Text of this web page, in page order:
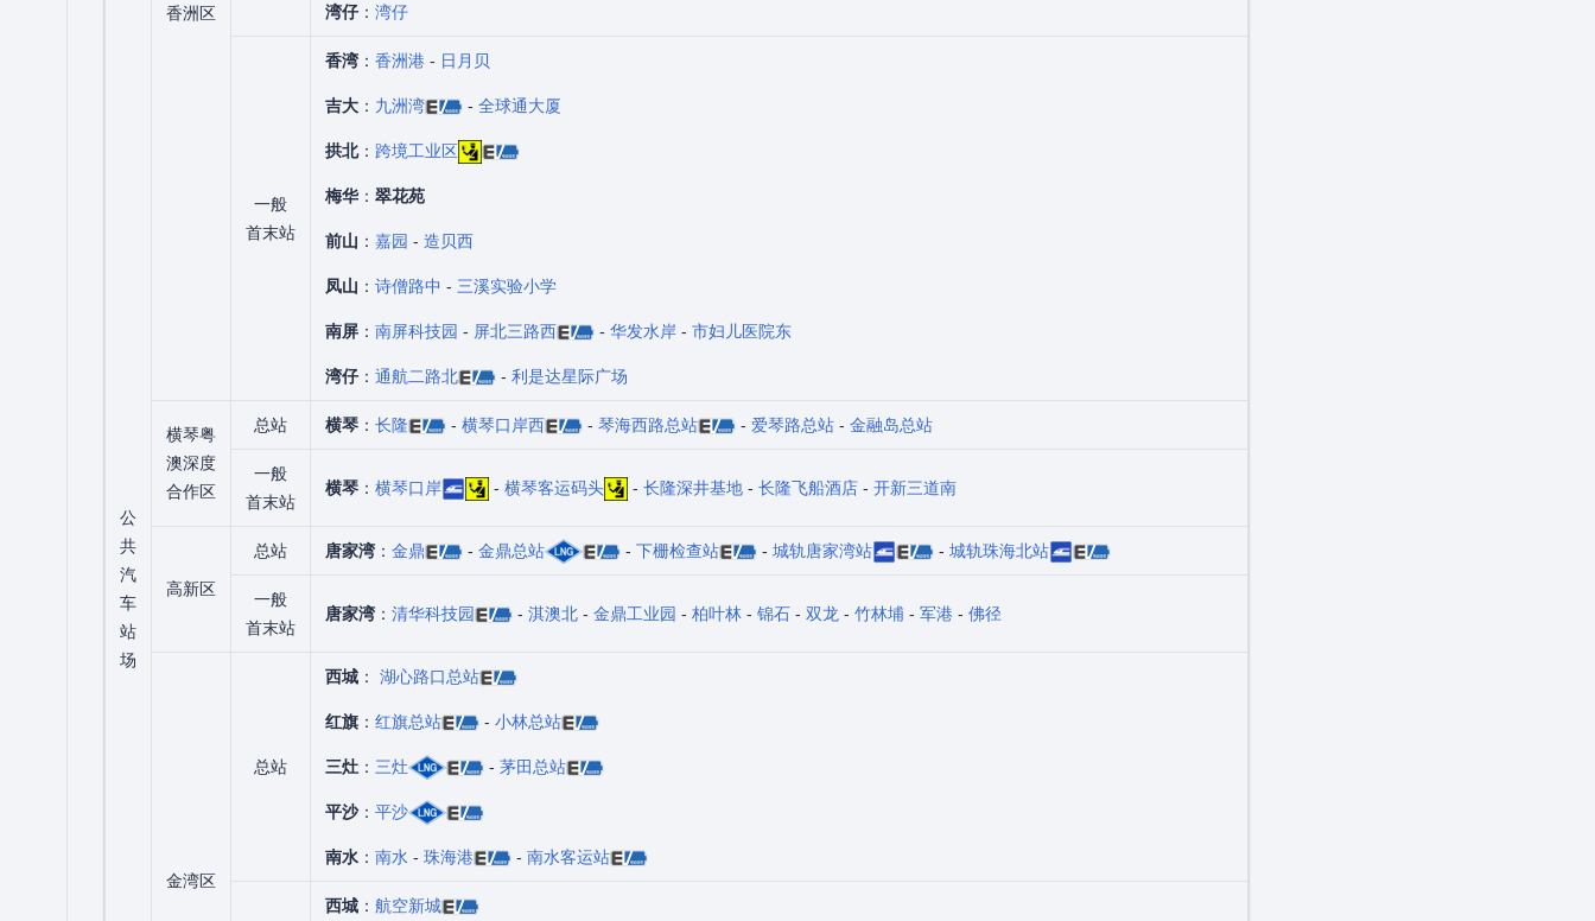
公
共
汽
车
站
场
香洲区 湾仔 ： 湾仔
一般
首末站
香湾 ： 香洲港 - 日月贝
吉大 ： 九洲湾 - 全球通大厦
拱北： 跨境工业区
梅华： 翠花苑
前山 ： 嘉园 - 造贝西
凤山 ： 诗僧路中 - 三溪实验小学
南屏 ： 南屏科技园 - 屏北三路西 - 华发水岸 - 市妇儿医院东
湾仔 ： 通航二路北 - 利是达星际广场
横琴粤
澳深度
合作区
总站 横琴 ： 长隆 - 横琴口岸西 - 琴海西路总站 - 爱琴路总站 - 金融岛总站
一般
首末站
横琴 ： 横琴口岸 - 横琴客运码头 - 长隆深井基地 - 长隆飞船酒店 - 开新三道南
高新区
总站 唐家湾 ： 金鼎 - 金鼎总站 - 下栅检查站 - 城轨唐家湾站 - 城轨珠海北站
一般
首末站
唐家湾 ： 清华科技园 - 淇澳北 - 金鼎工业园 - 柏叶林 - 锦石 - 双龙 - 竹林埔 - 军港 - 佛径
金湾区
总站
西城 ： 湖心路口总站
红旗 ： 红旗总站 - 小林总站
三灶 ： 三灶 - 茅田总站
平沙： 平沙
南水 ： 南水 - 珠海港 - 南水客运站
西城 ： 航空新城